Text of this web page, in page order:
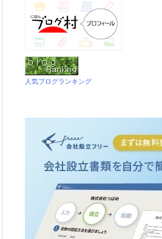
人気ブログランキング